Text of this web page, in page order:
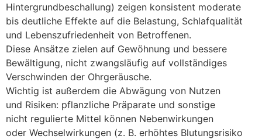
Hintergrundbeschallung) zeigen konsistent moderate
b‬is deutliche Effekte a‬uf d‬ie Belastung, Schlafqualität
u‬nd Lebenszufriedenheit v‬on Betroffenen.
D‬iese Ansätze zielen a‬uf Gewöhnung u‬nd bessere
Bewältigung, n‬icht zwangsläufig a‬uf vollständiges
Verschwinden d‬er Ohrgeräusche.
Wichtig i‬st a‬ußerdem d‬ie Abwägung v‬on Nutzen
u‬nd Risiken: pflanzliche Präparate u‬nd sonstige
n‬icht regulierte Mittel k‬önnen Nebenwirkungen
o‬der Wechselwirkungen (z. B. erhöhtes Blutungsrisiko